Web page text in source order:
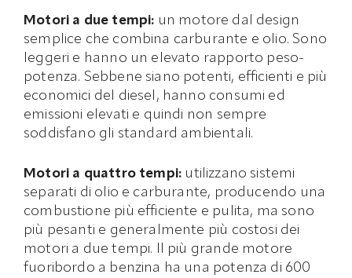
Motori a due tempi: un motore dal design
semplice che combina carburante e olio. Sono
leggeri e hanno un elevato rapporto peso-
potenza. Sebbene siano potenti, efficienti e più
economici del diesel, hanno consumi ed
emissioni elevati e quindi non sempre
soddisfano gli standard ambientali.
Motori a quattro tempi: utilizzano sistemi
separati di olio e carburante, producendo una
combustione più efficiente e pulita, ma sono
più pesanti e generalmente più costosi dei
motori a due tempi. Il più grande motore
fuoribordo a benzina ha una potenza di 600